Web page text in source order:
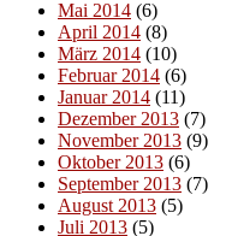
Mai 2014 (6)
April 2014 (8)
März 2014 (10)
Februar 2014 (6)
Januar 2014 (11)
Dezember 2013 (7)
November 2013 (9)
Oktober 2013 (6)
September 2013 (7)
August 2013 (5)
Juli 2013 (5)